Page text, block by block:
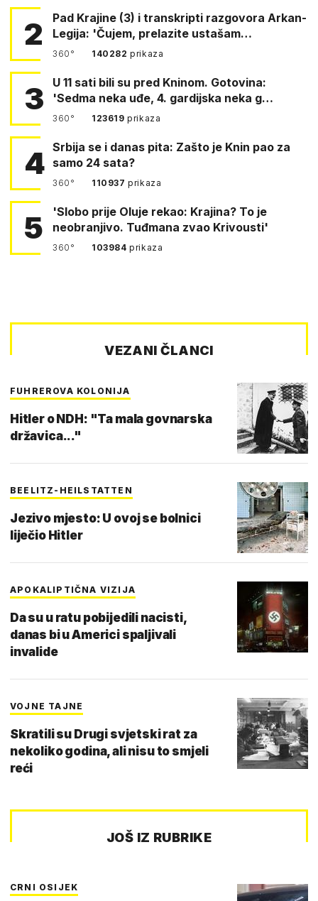
2
Pad Krajine (3) i transkripti razgovora Arkan-
Legija: 'Čujem, prelazite ustašam…
360° 140282prikaza
3
U 11 sati bili su pred Kninom. Gotovina:
'Sedma neka uđe, 4. gardijska neka g…
360° 123619prikaza
4 Srbija se i danas pita: Zašto je Knin pao za
samo 24 sata?
360° 110937prikaza
5
'Slobo prije Oluje rekao: Krajina? To je
neobranjivo. Tuđmana zvao Krivousti'
360° 103984prikaza
VEZANI ČLANCI
FUHREROVA KOLONIJA
Hitler o NDH: "Ta mala govnarska
državica..."
BEELITZ-HEILSTATTEN
Jezivo mjesto: U ovoj se bolnici
liječio Hitler
APOKALIPTIČNA VIZIJA
Da su u ratu pobijedili nacisti,
danas bi u Americi spaljivali
invalide
VOJNE TAJNE
Skratili su Drugi svjetski rat za
nekoliko godina, ali nisu to smjeli
reći
JOŠ IZ RUBRIKE
CRNI OSIJEK